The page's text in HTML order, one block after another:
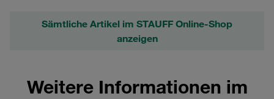
Sämtliche Artikel im STAUFF Online-Shop
anzeigen
Weitere Informationen im